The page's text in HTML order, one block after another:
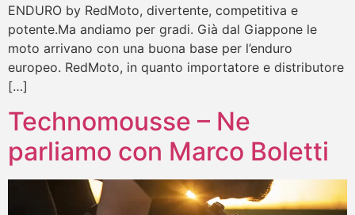
ENDURO by RedMoto, divertente, competitiva e
potente.Ma andiamo per gradi. Già dal Giappone le
moto arrivano con una buona base per l’enduro
europeo. RedMoto, in quanto importatore e distributore
[…]
Technomousse – Ne
parliamo con Marco Boletti